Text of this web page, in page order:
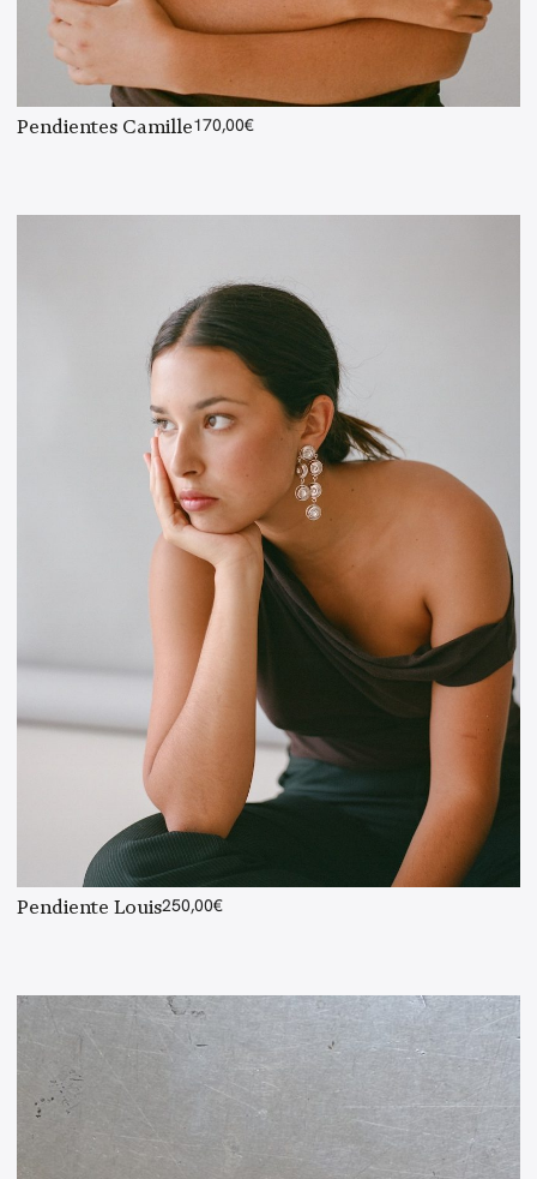
Pendientes Camille170,00€
Pendiente Louis250,00€